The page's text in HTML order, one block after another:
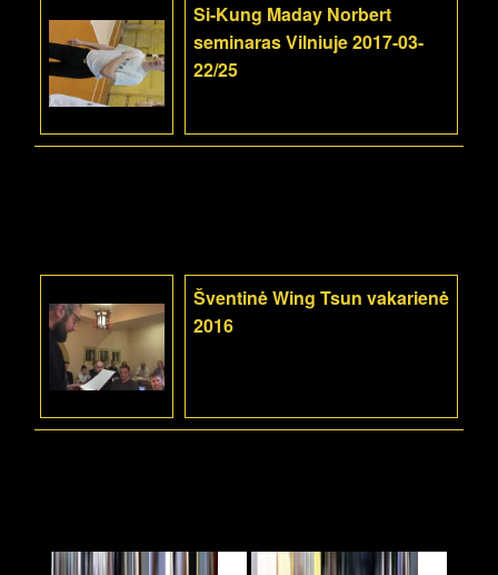
Si-Kung Maday Norbert
seminaras Vilniuje 2017-03-
22/25
Šventinė Wing Tsun vakarienė
2016